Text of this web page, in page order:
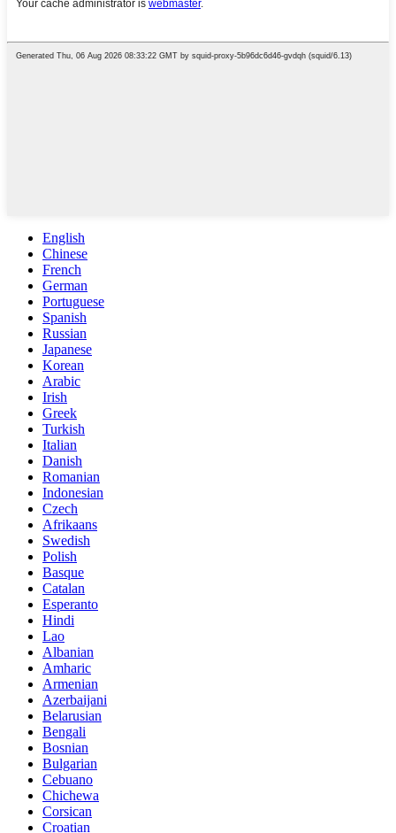
English
Chinese
French
German
Portuguese
Spanish
Russian
Japanese
Korean
Arabic
Irish
Greek
Turkish
Italian
Danish
Romanian
Indonesian
Czech
Afrikaans
Swedish
Polish
Basque
Catalan
Esperanto
Hindi
Lao
Albanian
Amharic
Armenian
Azerbaijani
Belarusian
Bengali
Bosnian
Bulgarian
Cebuano
Chichewa
Corsican
Croatian